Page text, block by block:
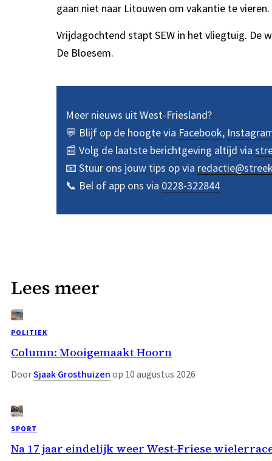
gaan niet naar Litouwen om vakantie te
Vrijdagochtend stapt SEW in het vliegtuig. De
De Bloesem.
Meer nieuws uit West-Friesland?
💬 Blijf op de hoogte via Facebook,
📰 Volg de laatste berichtgeving altijd via
📧 Stuur ons jouw tips op via
📞 Bel of app ons via 0228-322844
Lees meer
POLITIEK
Column: Mooigemaakt Hoorn
DoorSjaak Grosthuizenop 10 augustus 2026
SPORT
Na 17 jaar eindelijk weer West-Friese